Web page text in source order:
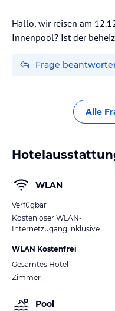
Hallo, wir reisen am
Frage
Alle
WLAN
Verfügbar
Kostenloser WLAN-
Internetzugang inklusive
WLAN Kostenfrei
Gesamtes Hotel
Zimmer
Pool